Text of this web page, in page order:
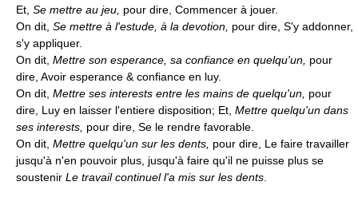
Et, Se mettre au jeu, pour dire, Commencer à jouer.
On dit, Se mettre à l'estude, à la devotion, pour dire, S'y addonner,
s'y appliquer.
On dit, Mettre son esperance, sa confiance en quelqu'un, pour
dire, Avoir esperance & confiance en luy.
On dit, Mettre ses interests entre les mains de quelqu'un, pour
dire, Luy en laisser l'entiere disposition; Et, Mettre quelqu'un dans
ses interests, pour dire, Se le rendre favorable.
On dit, Mettre quelqu'un sur les dents, pour dire, Le faire travailler
jusqu'à n'en pouvoir plus, jusqu'à faire qu'il ne puisse plus se
soustenir Le travail continuel l'a mis sur les dents